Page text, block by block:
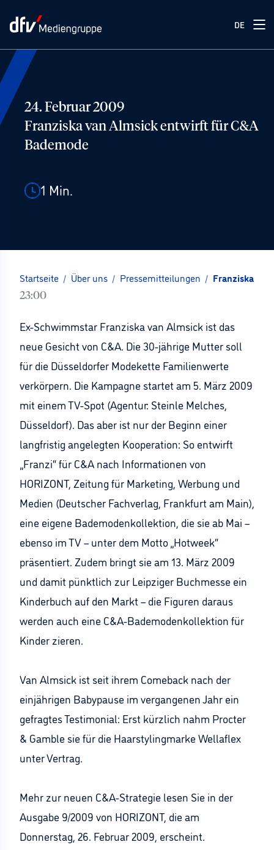
DE
24. Februar 2009
Franziska van Almsick entwirft für C&A
Bademode
1 Min.
Startseite / Über uns / Pressemitteilungen / Franziska
23:00
Ex-Schwimmstar Franziska van Almsick ist das
neue Gesicht von C&A. Die 30-jährige Mutter soll
für die Düsseldorfer Modekette Familienwerte
verkörpern. Die Kampagne startet am 5. März 2009
mit einem TV-Spot (Agentur: Steinle Melches,
Düsseldorf). Das aber ist nur der Beginn einer
langfristig angelegten Kooperation: So entwirft
„Franzi“ für C&A nach Informationen von
HORIZONT, Zeitung für Marketing, Werbung und
Medien (Deutscher Fachverlag, Frankfurt am Main),
eine eigene Bademodenkollektion, die sie ab Mai –
ebenso im TV – unter dem Motto „Hotweek“
präsentiert. Zudem bringt sie am 13. März 2009
und damit pünktlich zur Leipziger Buchmesse ein
Kinderbuch auf den Markt – die Figuren daraus
werden auch eine C&A-Bademodenkollektion für
Kinder zieren.
Van Almsick ist seit ihrem Comeback nach der
einjährigen Babypause im vergangenen Jahr ein
gefragtes Testimonial: Erst kürzlich nahm Procter
& Gamble sie für die Haarstylingmarke Wellaflex
unter Vertrag.
Mehr zur neuen C&A-Strategie lesen Sie in der
Ausgabe 9/2009 von HORIZONT, die am
Donnerstag, 26. Februar 2009, erscheint.